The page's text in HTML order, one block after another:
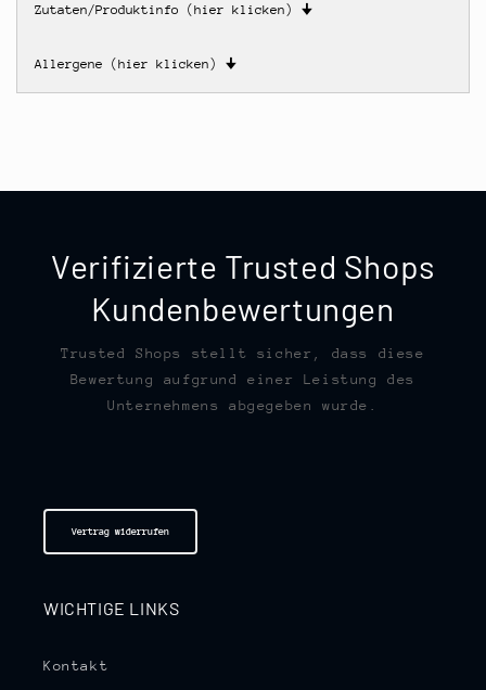
Zutaten/Produktinfo (hier klicken) 🠋
Allergene (hier klicken) 🠋
Verifizierte Trusted Shops
Kundenbewertungen
Trusted Shops stellt sicher, dass diese
Bewertung aufgrund einer Leistung des
Unternehmens abgegeben wurde.
Vertrag widerrufen
WICHTIGE LINKS
Kontakt